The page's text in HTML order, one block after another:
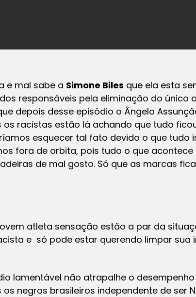
e mal sabe a Simone Biles que ela esta
responsáveis pela eliminação do único
depois desse episódio o Ângelo
racistas estão lá achando que tudo
esquecer tal fato devido o que tudo
fora de orbita, pois tudo o que
de mal gosto. Só que as marcas
atleta sensação estão a par da
e só pode estar querendo limpar sua
lamentável não atrapalhe o
negros brasileiros independente de ser